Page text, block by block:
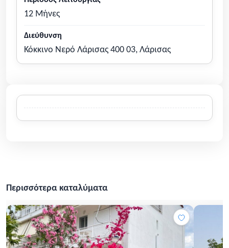
12 Μήνες
Διεύθυνση
Κόκκινο Νερό Λάρισας 400 03, Λάρισας
Περισσότερα καταλύματα